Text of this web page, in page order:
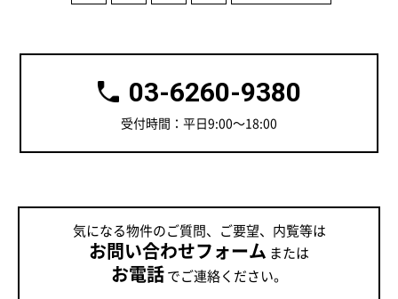
03-6260-9380
受付時間：平日9:00～18:00
気になる物件のご質問、ご要望、内覧等は
お問い合わせフォーム または
お電話でご連絡ください。